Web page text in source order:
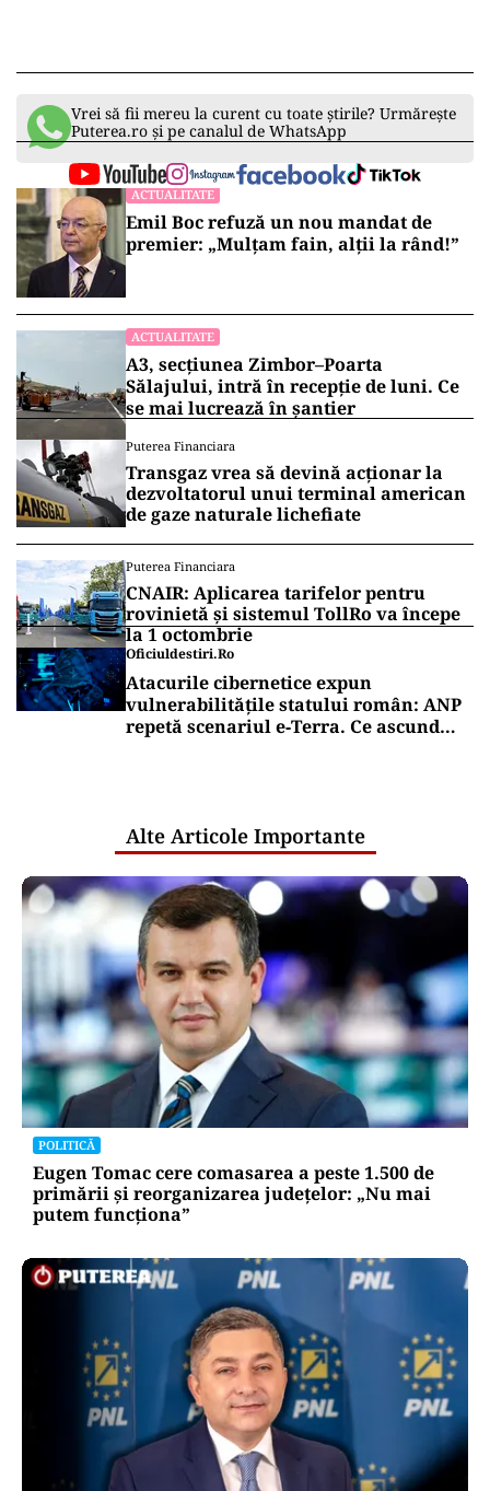
Vrei să fii mereu la curent cu toate știrile? Urmărește
Puterea.ro și pe canalul de WhatsApp
ACTUALITATE
Emil Boc refuză un nou mandat de
premier: „Mulțam fain, alții la rând!”
ACTUALITATE
A3, secțiunea Zimbor–Poarta
Sălajului, intră în recepție de luni. Ce
se mai lucrează în șantier
Puterea Financiara
Transgaz vrea să devină acționar la
dezvoltatorul unui terminal american
de gaze naturale lichefiate
Puterea Financiara
CNAIR: Aplicarea tarifelor pentru
rovinietă și sistemul TollRo va începe
la 1 octombrie
Oficiuldestiri.ro
Atacurile cibernetice expun
vulnerabilitățile statului român: ANP
repetă scenariul e‑Terra. Ce ascund
Alte Articole Importante
POLITICĂ
Eugen Tomac cere comasarea a peste 1.500 de
primării și reorganizarea județelor: „Nu mai
putem funcționa”